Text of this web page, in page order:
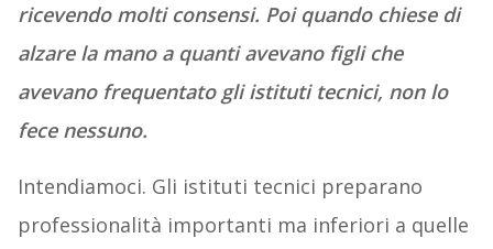
ricevendo molti consensi. Poi quando chiese di
alzare la mano a quanti avevano figli che
avevano frequentato gli istituti tecnici, non lo
fece nessuno.
Intendiamoci. Gli istituti tecnici preparano
professionalità importanti ma inferiori a quelle